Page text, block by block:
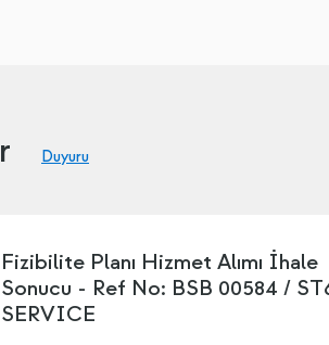
Duyuru
Fizibilite Planı Hizmet Alımı İhale
Sonucu - Ref No: BSB 00584 /
SERVICE